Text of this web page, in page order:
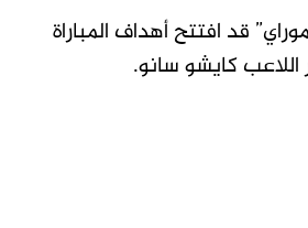
قد افتتح أهداف المباراة